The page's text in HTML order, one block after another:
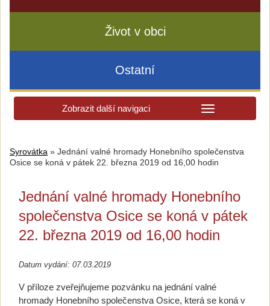
Život v obci
Ostatní
Zobrazit další navigaci
Syrovátka » Jednání valné hromady Honebního společenstva
Osice se koná v pátek 22. března 2019 od 16,00 hodin
Jednání valné hromady Honebního
společenstva Osice se koná v pátek
22. března 2019 od 16,00 hodin
Datum vydání: 07.03.2019
V příloze zveřejňujeme pozvánku na jednání valné
hromady Honebního společenstva Osice, která se koná v